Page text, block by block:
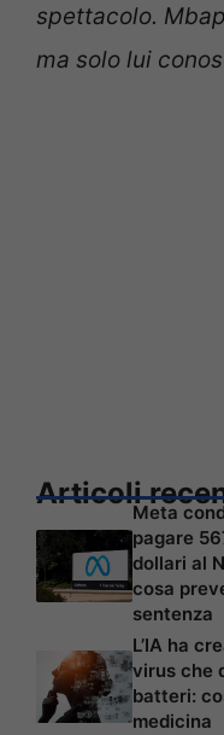
spettacolo.
ma solo lui
Articoli
Meta
pagare
dollari al
cosa
sentenza
L’IA ha
virus che
batteri:
medicina